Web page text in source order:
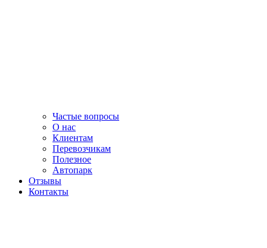
Частые вопросы
О нас
Клиентам
Перевозчикам
Полезное
Автопарк
Отзывы
Контакты